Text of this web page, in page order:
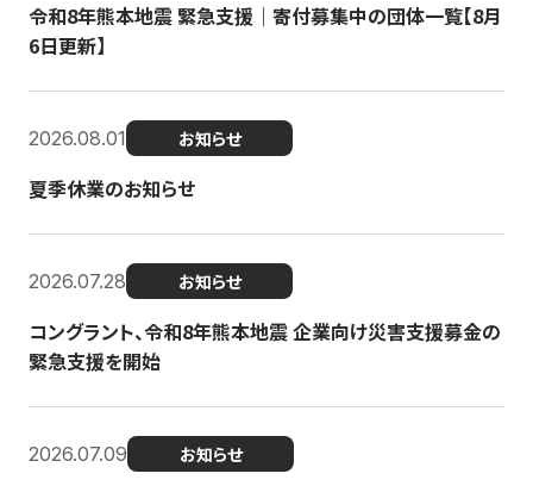
令和8年熊本地震 緊急支援｜寄付募集中の団体一覧【8月
6日更新】
2026.08.01 お知らせ
夏季休業のお知らせ
2026.07.28 お知らせ
コングラント、令和8年熊本地震 企業向け災害支援募金の
緊急支援を開始
2026.07.09 お知らせ